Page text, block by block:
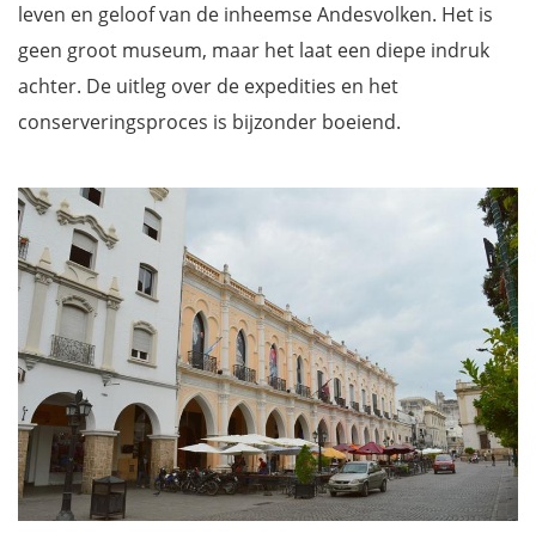
leven en geloof van de inheemse Andesvolken. Het is
geen groot museum, maar het laat een diepe indruk
achter. De uitleg over de expedities en het
conserveringsproces is bijzonder boeiend.